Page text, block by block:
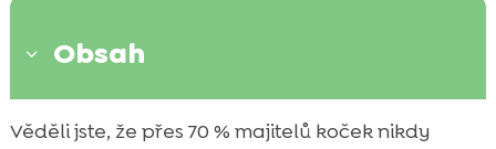
3 Obsah
 Proč naučit kotě chodit na vodítku?
Věděli jste, že přes 70 % majitelů koček nikdy